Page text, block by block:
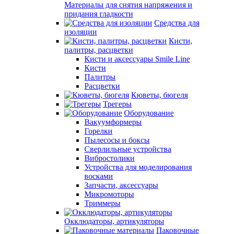
Материалы для снятия напряжения и
придания гладкости
Средства для
изоляции
Кисти,
палитры, расцветки
Кисти и аксессуары Smile Line
Кисти
Палитры
Расцветки
Кюветы, бюгеля
Трегеры
Оборудование
Вакуумформеры
Горелки
Пылесосы и боксы
Сверлильные устройства
Вибростолики
Устройства для моделирования
восками
Запчасти, аксессуары
Микромоторы
Триммеры
Окклюдаторы, артикуляторы
Паковочные